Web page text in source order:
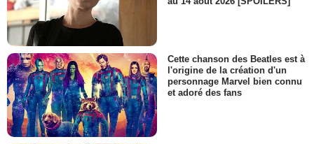
Cette chanson des Beatles est à
l'origine de la création d'un
personnage Marvel bien connu
et adoré des fans